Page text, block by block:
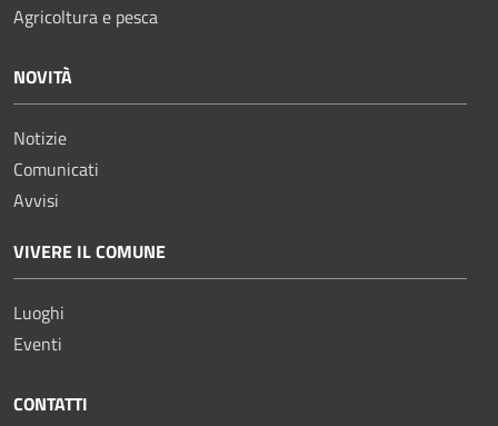
Agricoltura e pesca
NOVITÀ
Notizie
Comunicati
Avvisi
VIVERE IL COMUNE
Luoghi
Eventi
CONTATTI